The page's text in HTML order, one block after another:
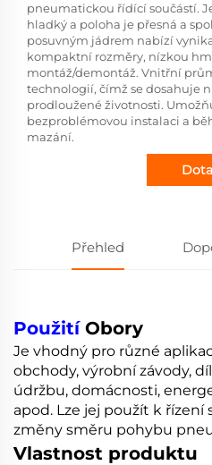
pneumatickou řídící součástí.
hladký a poloha je přesná a
posuvným jádrem nabízí
kompaktní rozměry, nízkou
montáž/demontáž. Vnitřní
technologií, čímž se dosahuje
prodloužené životnosti.
bezproblémovou instalaci a
mazání.
Přehled
Použití Obory
Je vhodný pro různé
obchody, výrobní závody,
údržbu, domácnosti,
apod. Lze jej použít k řízení
změny směru pohybu
Vlastnost produktu